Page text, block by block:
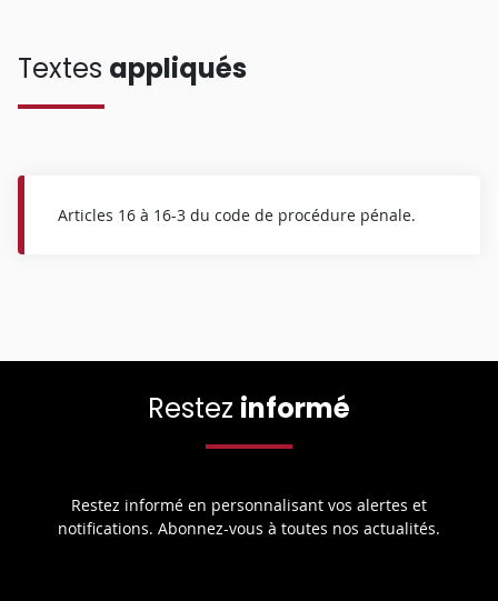
Textes appliqués
Articles 16 à 16-3 du code de procédure pénale.
Restez informé
Restez informé en personnalisant vos alertes et
notifications. Abonnez-vous à toutes nos actualités.